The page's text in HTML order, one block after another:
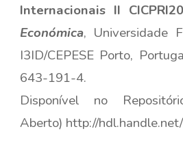
Internacionais II
Económica, Universidade
I3ID/CEPESE Porto,
643-191-4.
Disponível no
Aberto) http://